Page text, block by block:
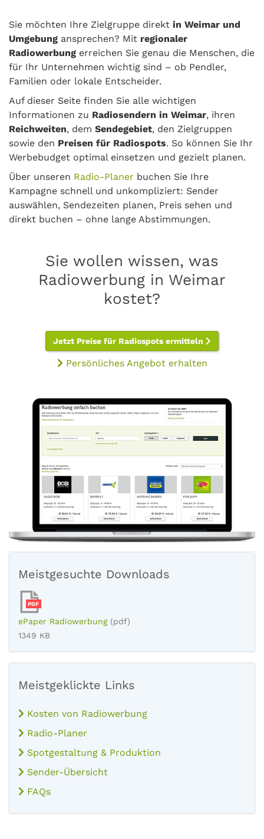
Sie möchten Ihre Zielgruppe direkt in Weimar und
Umgebung ansprechen? Mit regionaler
Radiowerbung erreichen Sie genau die Menschen, die
für Ihr Unternehmen wichtig sind – ob Pendler,
Familien oder lokale Entscheider.
Auf dieser Seite finden Sie alle wichtigen
Informationen zu Radiosendern in Weimar, ihren
Reichweiten, dem Sendegebiet, den Zielgruppen
sowie den Preisen für Radiospots. So können Sie Ihr
Werbebudget optimal einsetzen und gezielt planen.
Über unseren Radio-Planer buchen Sie Ihre
Kampagne schnell und unkompliziert: Sender
auswählen, Sendezeiten planen, Preis sehen und
direkt buchen – ohne lange Abstimmungen.
Sie wollen wissen, was
Radiowerbung in Weimar
kostet?
Jetzt Preise für Radiospots ermitteln
Persönliches Angebot erhalten
Meistgesuchte Downloads
PDF
ePaper Radiowerbung (pdf)
1349 KB
Meistgeklickte Links
Kosten von Radiowerbung
Radio-Planer
Spotgestaltung & Produktion
Sender-Übersicht
FAQs